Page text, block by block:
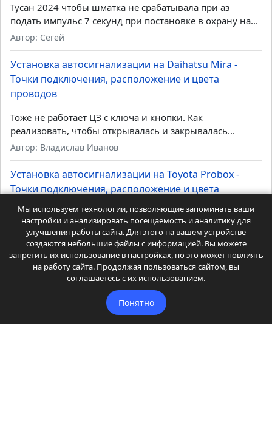
Тусан 2024 чтобы шматка не срабатывала при аз
подать импульс 7 секунд при постановке в охрану на...
Автор: Сегей
Установка автосигнализации на Daihatsu Mira -
Точки подключения, расположение и цвета
проводов
Тоже не работает ЦЗ с ключа и кнопки. Как
реализовать, чтобы открывалась и закрывалась...
Автор: Владислав Иванов
Установка автосигнализации на Toyota Probox -
Точки подключения, расположение и цвета
проводов
Есть экземпляры без штатного иммобилайзера. Вот там
куцая can шина - мало, что видит и ничем не...
Автор: Админ Дмитрий
Автомобили Автостатьи
Автоуслуги 2
Доп. оборудование
Мы используем технологии, позволяющие запоминать ваши
настройки и анализировать посещаемость и аналитику для
улучшения работы сайта. Для этого на вашем устройстве
создаются небольшие файлы с информацией. Вы можете
запретить их использование в настройках, но это может повлиять
на работу сайта. Продолжая пользоваться сайтом, вы
соглашаетесь с их использованием.
Понятно